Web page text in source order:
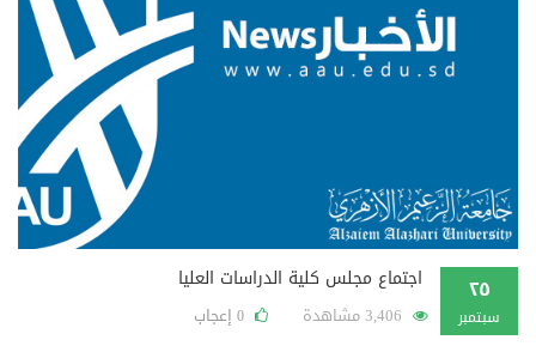
٢٥
سبتمبر
اجتماع مجلس كلية الدراسات العليا
0 إعجاب